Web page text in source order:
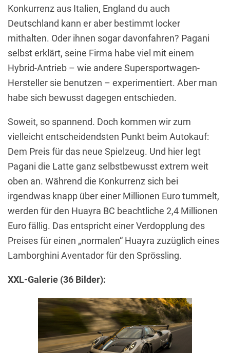
Konkurrenz aus Italien, England du auch
Deutschland kann er aber bestimmt locker
mithalten. Oder ihnen sogar davonfahren? Pagani
selbst erklärt, seine Firma habe viel mit einem
Hybrid-Antrieb – wie andere Supersportwagen-
Hersteller sie benutzen – experimentiert. Aber man
habe sich bewusst dagegen entschieden.
Soweit, so spannend. Doch kommen wir zum
vielleicht entscheidendsten Punkt beim Autokauf:
Dem Preis für das neue Spielzeug. Und hier legt
Pagani die Latte ganz selbstbewusst extrem weit
oben an. Während die Konkurrenz sich bei
irgendwas knapp über einer Millionen Euro tummelt,
werden für den Huayra BC beachtliche 2,4 Millionen
Euro fällig. Das entspricht einer Verdopplung des
Preises für einen „normalen“ Huayra zuzüglich eines
Lamborghini Aventador für den Sprössling.
XXL-Galerie (36 Bilder):